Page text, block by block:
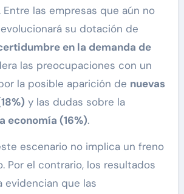
las empresas que aún no
su dotación de
en la demanda de
las preocupaciones con un
la posible aparición de nuevas
y las dudas sobre la
economía (16%).
escenario no implica un freno
Por el contrario, los resultados
evidencian que las